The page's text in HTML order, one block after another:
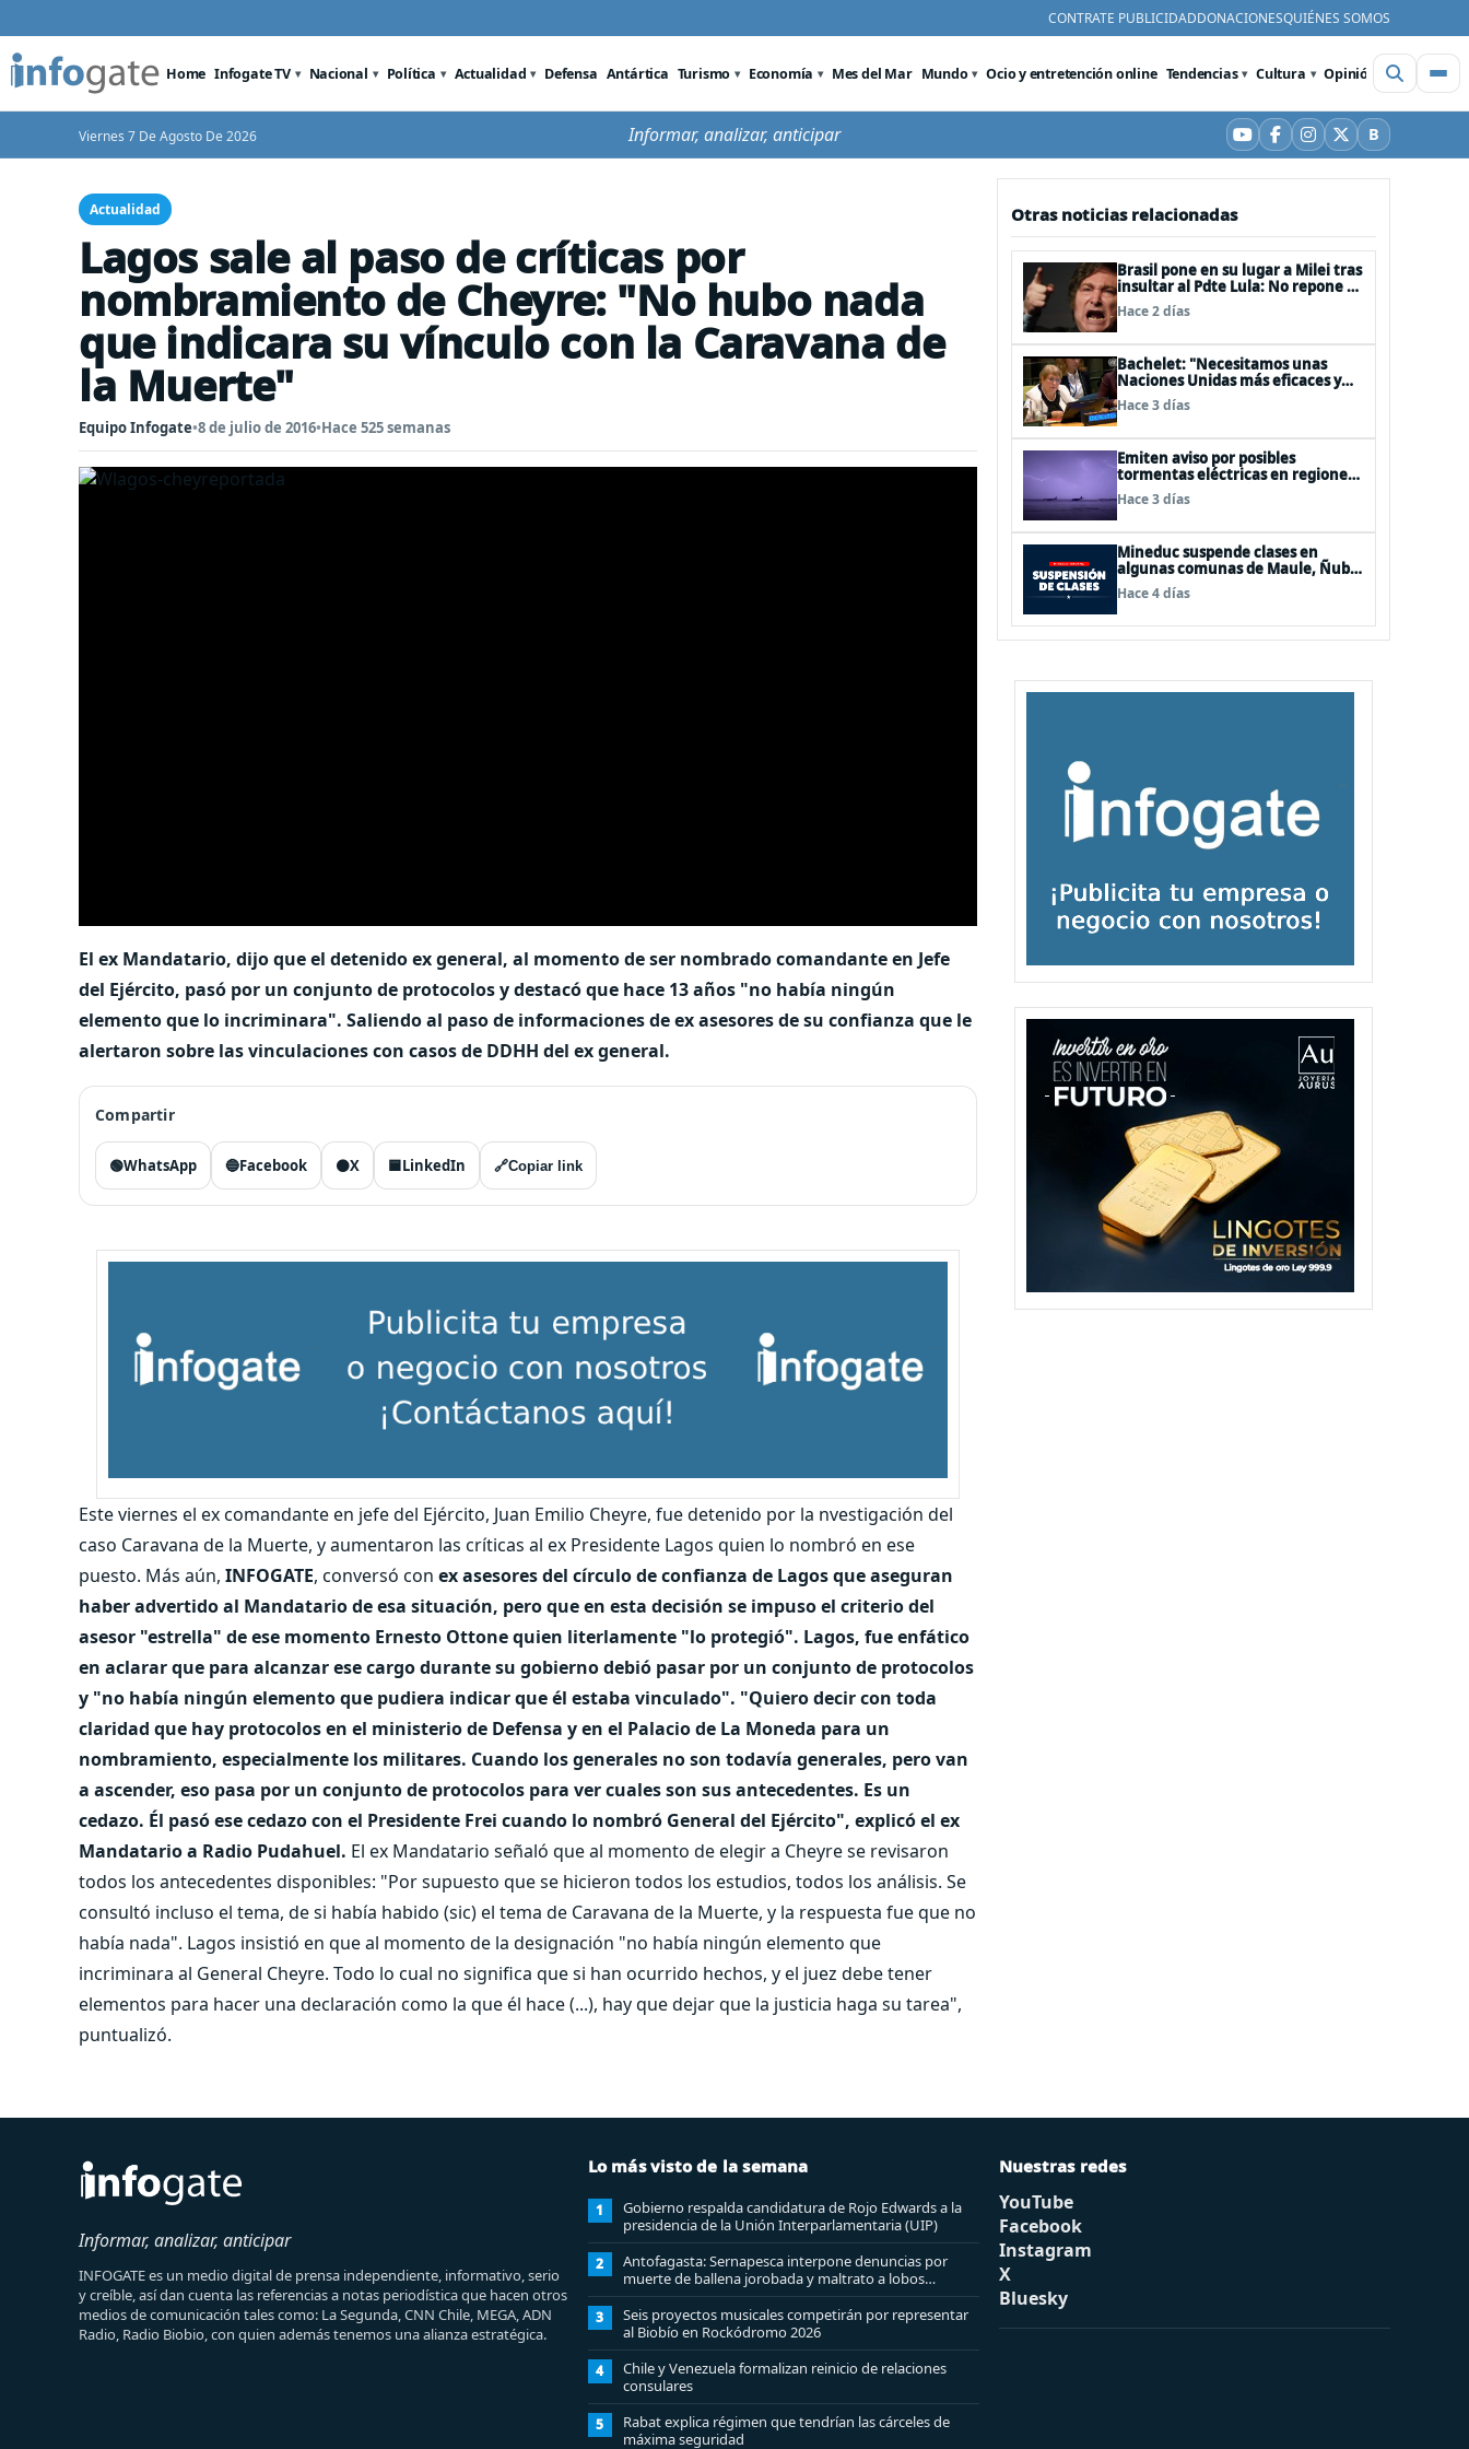
CONTRATE PUBLICIDADDONACIONESQUIÉNES SOMOS
Home Infogate TV Nacional Política Actualidad Defensa Antártica Turismo Economía Mes del Mar Mundo Ocio y entretención online Tendencias Cultura Opinión Videos
Viernes 7 De Agosto De 2026 Informar, analizar, anticipar YouTube
Facebook
Instagram
X BBluesky
Actualidad
Lagos sale al paso de críticas por
nombramiento de Cheyre: "No hubo nada
que indicara su vínculo con la Caravana de
la Muerte"
Equipo Infogate•8 de julio de 2016•Hace 525 semanas
El ex Mandatario, dijo que el detenido ex general, al momento de ser nombrado comandante en Jefe
del Ejército, pasó por un conjunto de protocolos y destacó que hace 13 años "no había ningún
elemento que lo incriminara". Saliendo al paso de informaciones de ex asesores de su confianza que le
alertaron sobre las vinculaciones con casos de DDHH del ex general.
Compartir
🟢WhatsApp 🔵Facebook ⚫X 🟦LinkedIn 🔗Copiar link
Este viernes el ex comandante en jefe del Ejército, Juan Emilio Cheyre, fue detenido por la nvestigación del
caso Caravana de la Muerte, y aumentaron las críticas al ex Presidente Lagos quien lo nombró en ese
puesto. Más aún, INFOGATE, conversó con ex asesores del círculo de confianza de Lagos que aseguran
haber advertido al Mandatario de esa situación, pero que en esta decisión se impuso el criterio del
asesor "estrella" de ese momento Ernesto Ottone quien literlamente "lo protegió". Lagos, fue enfático
en aclarar que para alcanzar ese cargo durante su gobierno debió pasar por un conjunto de protocolos
y "no había ningún elemento que pudiera indicar que él estaba vinculado". "Quiero decir con toda
claridad que hay protocolos en el ministerio de Defensa y en el Palacio de La Moneda para un
nombramiento, especialmente los militares. Cuando los generales no son todavía generales, pero van
a ascender, eso pasa por un conjunto de protocolos para ver cuales son sus antecedentes. Es un
cedazo. Él pasó ese cedazo con el Presidente Frei cuando lo nombró General del Ejército", explicó el ex
Mandatario a Radio Pudahuel. El ex Mandatario señaló que al momento de elegir a Cheyre se revisaron
todos los antecedentes disponibles: "Por supuesto que se hicieron todos los estudios, todos los análisis. Se
consultó incluso el tema, de si había habido (sic) el tema de Caravana de la Muerte, y la respuesta fue que no
había nada". Lagos insistió en que al momento de la designación "no había ningún elemento que
incriminara al General Cheyre. Todo lo cual no significa que si han ocurrido hechos, y el juez debe tener
elementos para hacer una declaración como la que él hace (...), hay que dejar que la justicia haga su tarea",
puntualizó.
Otras noticias relacionadas
Brasil pone en su lugar a Milei tras
insultar al Pdte Lula: No repone al
embajador en BBSS y rebaja la
relación bilateral
Hace 2 días
Bachelet: "Necesitamos unas
Naciones Unidas más eficaces y
cercanas a las personas"
Hace 3 días
Emiten aviso por posibles
tormentas eléctricas en regiones
de Los Lagos y Aysén
Hace 3 días
Mineduc suspende clases en
algunas comunas de Maule, Ñuble
y La Araucanía para este lunes
Hace 4 días
Informar, analizar, anticipar
INFOGATE es un medio digital de prensa independiente, informativo, serio
y creíble, así dan cuenta las referencias a notas periodística que hacen otros
medios de comunicación tales como: La Segunda, CNN Chile, MEGA, ADN
Radio, Radio Biobio, con quien además tenemos una alianza estratégica.
Lo más visto de la semana
1
Gobierno respalda candidatura de Rojo Edwards a la
presidencia de la Unión Interparlamentaria (UIP)
2
Antofagasta: Sernapesca interpone denuncias por
muerte de ballena jorobada y maltrato a lobos
marinos
3
Seis proyectos musicales competirán por representar
al Biobío en Rockódromo 2026
4
Chile y Venezuela formalizan reinicio de relaciones
consulares
5
Rabat explica régimen que tendrían las cárceles de
máxima seguridad
Nuestras redes
YouTube
Facebook
Instagram
X
Bluesky